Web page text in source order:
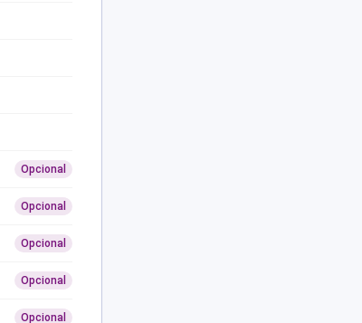
Opcional
Opcional
Opcional
Opcional
Opcional